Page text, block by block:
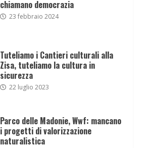
chiamano democrazia
23 febbraio 2024
Tuteliamo i Cantieri culturali alla
Zisa, tuteliamo la cultura in
sicurezza
22 luglio 2023
Parco delle Madonie, Wwf: mancano
i progetti di valorizzazione
naturalistica